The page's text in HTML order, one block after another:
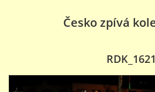
Česko zpívá
RDK_1621